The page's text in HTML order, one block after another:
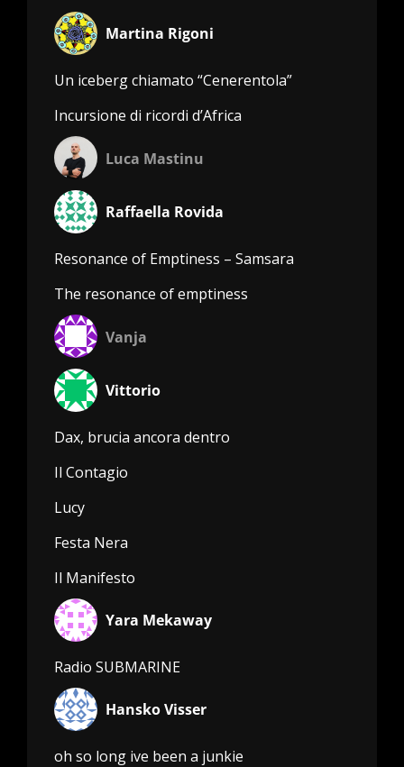
Martina Rigoni
Un iceberg chiamato “Cenerentola”
Incursione di ricordi d’Africa
Luca Mastinu
Raffaella Rovida
Resonance of Emptiness – Samsara
The resonance of emptiness
Vanja
Vittorio
Dax, brucia ancora dentro
Il Contagio
Lucy
Festa Nera
Il Manifesto
Yara Mekaway
Radio SUBMARINE
Hansko Visser
oh so long ive been a junkie